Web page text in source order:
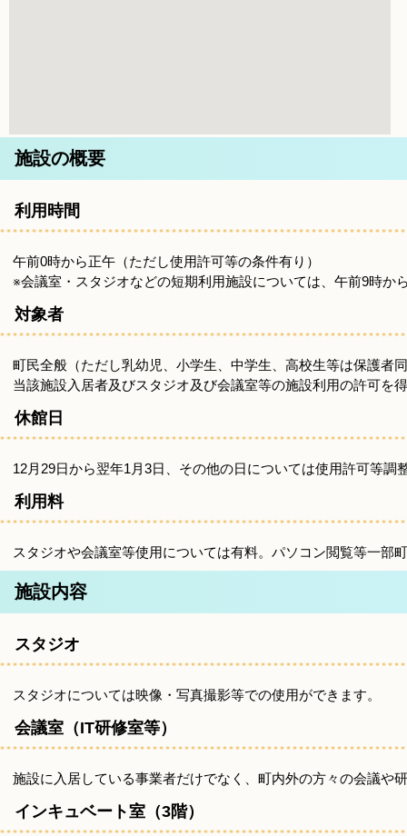
施設の概要
利用時間
午前0時から正午（ただし使用許可等の条件有り）
※会議室・スタジオなどの短期利用施設については、午前9時か
対象者
町民全般（ただし乳幼児、小学生、中学生、高校生等は保護者
当該施設入居者及びスタジオ及び会議室等の施設利用の許可を
休館日
12月29日から翌年1月3日、その他の日については使用許可等調
利用料
スタジオや会議室等使用については有料。パソコン閲覧等一部
施設内容
スタジオ
スタジオについては映像・写真撮影等での使用ができます。
会議室（IT研修室等）
施設に入居している事業者だけでなく、町内外の方々の会議や
インキュベート室（3階）